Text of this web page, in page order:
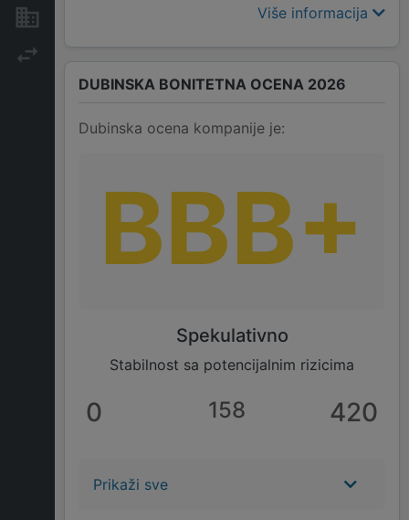
Više informacija
DUBINSKA BONITETNA OCENA 2026
Dubinska ocena kompanije je:
BBB+
Spekulativno
Stabilnost sa potencijalnim rizicima
0 158 420
Prikaži sve